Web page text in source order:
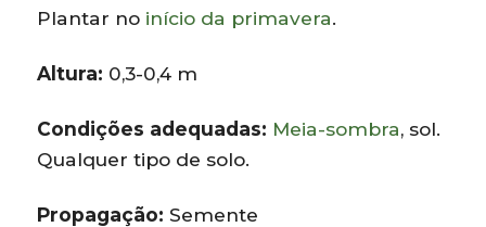
Plantar no início da primavera.
Altura: 0,3-0,4 m
Condições adequadas: Meia-sombra, sol.
Qualquer tipo de solo.
Propagação: Semente